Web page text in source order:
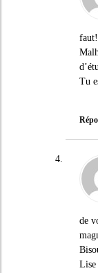
faut!
Tu
de
Lise